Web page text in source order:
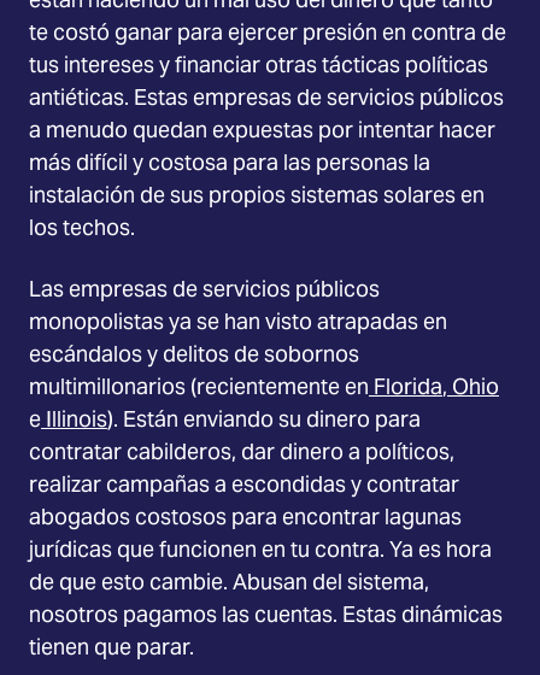
te costó ganar para ejercer presión en contra de
tus intereses y financiar otras tácticas políticas
antiéticas. Estas empresas de servicios públicos
a menudo quedan expuestas por intentar hacer
más difícil y costosa para las personas la
instalación de sus propios sistemas solares en
los techos.
Las empresas de servicios públicos
monopolistas ya se han visto atrapadas en
escándalos y delitos de sobornos
multimillonarios (recientemente enFlorida,Ohio
eIllinois). Están enviando su dinero para
contratar cabilderos, dar dinero a políticos,
realizar campañas a escondidas y contratar
abogados costosos para encontrar lagunas
jurídicas que funcionen en tu contra. Ya es hora
de que esto cambie. Abusan del sistema,
nosotros pagamos las cuentas. Estas dinámicas
tienen que parar.